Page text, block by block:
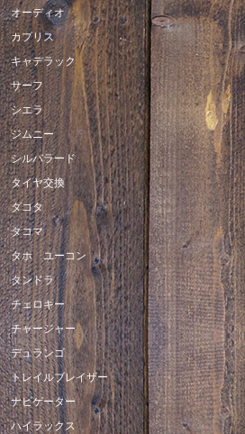
オーディオ
カプリス
キャデラック
サーフ
シエラ
ジムニー
シルバラード
タイヤ交換
ダコタ
タコマ
タホ ユーコン
タンドラ
チェロキー
チャージャー
デュランゴ
トレイルブレイザー
ナビゲーター
ハイラックス